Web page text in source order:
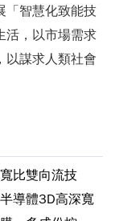
「智慧化致能技
活，以市場需求
以謀求人類社會
比雙向流技
導體3D高深寬